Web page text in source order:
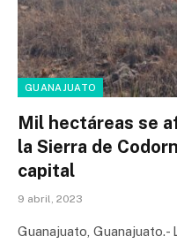
GUANAJUATO
Mil hectáreas se
la Sierra de
capital
9 abril, 2023
Guanajuato, Guanajuato.-